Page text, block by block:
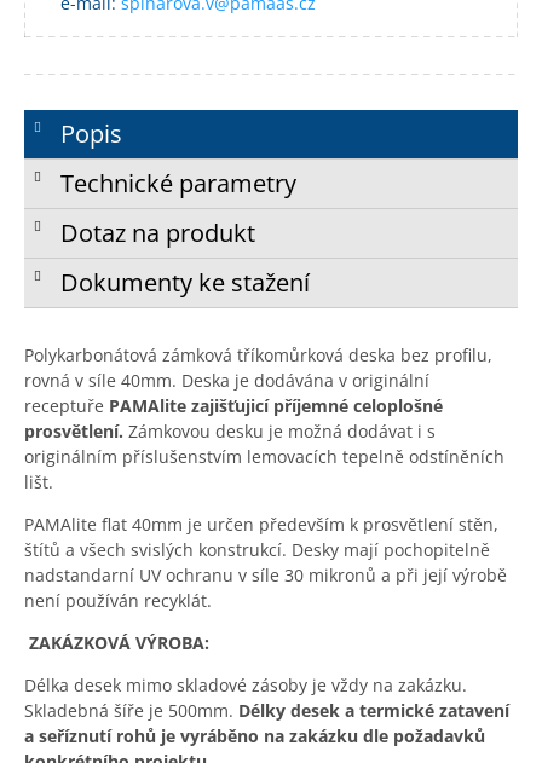
Popis
Technické parametry
Dotaz na produkt
Dokumenty ke stažení
Polykarbonátová zámková tříkomůrková deska bez profilu,
rovná v síle 40mm. Deska je dodávána v originální
receptuře PAMAlite zajišťujicí příjemné celoplošné
prosvětlení. Zámkovou desku je možná dodávat i s
originálním příslušenstvím lemovacích tepelně odstíněních
lišt.
PAMAlite flat 40mm je určen především k prosvětlení stěn,
štítů a všech svislých konstrukcí. Desky mají pochopitelně
nadstandarní UV ochranu v síle 30 mikronů a při její výrobě
není používán recyklát.
ZAKÁZKOVÁ VÝROBA:
Délka desek mimo skladové zásoby je vždy na zakázku.
Skladebná šíře je 500mm. Délky desek a termické zatavení
a seříznutí rohů je vyráběno na zakázku dle požadavků